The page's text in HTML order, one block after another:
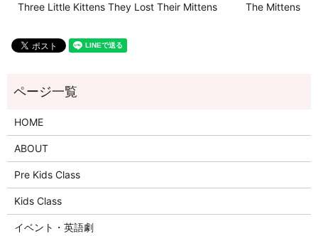
Three Little Kittens They Lost Their Mittens The Mittens
HOME
ABOUT
Pre Kids Class
Kids Class
イベント・英語劇